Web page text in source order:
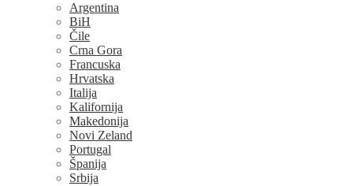
Argentina
BiH
Čile
Crna Gora
Francuska
Hrvatska
Italija
Kalifornija
Makedonija
Novi Zeland
Portugal
Španija
Srbija